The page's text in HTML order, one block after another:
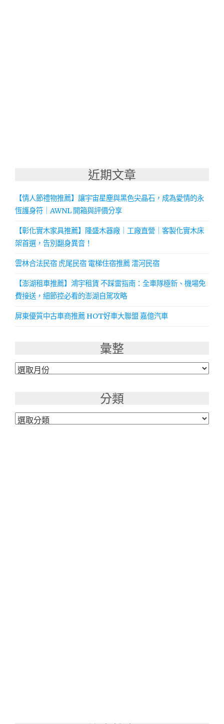
近期文章
【情人節禮物推薦】讓宇宙星塵與黑色尖晶石，成為愛情的永
恆護身符｜AWNL 開箱與評價分享
【彰化實木家具推薦】隆盛木器廠｜工廠直營｜客製化實木床
架首選，告別翻身異音！
雲林合法民宿 虎尾民宿 電梯住宿推薦 澐河民宿
【澎湖租車推薦】鴻宇租賃 不踩雷指南：全車隊極新、機場免
費接送，細節控必看的澎湖自駕攻略
屏東優質中古車商推薦 HOT好車大聯盟 嘉億汽車
彙整
彙
分類
分